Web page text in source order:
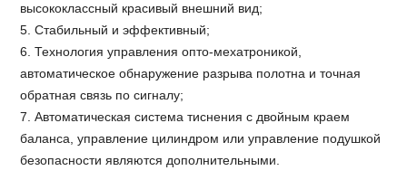
высококлассный красивый внешний вид;
5. Стабильный и эффективный;
6. Технология управления опто-мехатроникой,
автоматическое обнаружение разрыва полотна и точная
обратная связь по сигналу;
7. Автоматическая система тиснения с двойным краем
баланса, управление цилиндром или управление подушкой
безопасности являются дополнительными.